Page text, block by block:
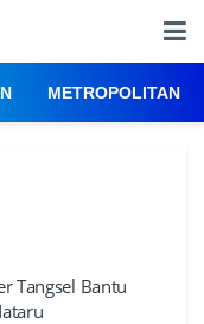
METROPOLITAN
Tangsel Bantu